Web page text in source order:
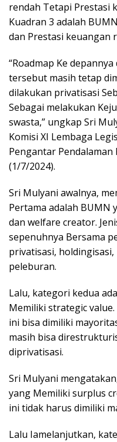
rendah Tetapi Prestasi
Kuadran 3 adalah
dan Prestasi keuangan
“Roadmap Ke
tersebut masih tetap
dilakukan privatisasi
Sebagai melakukan
swasta,” ungkap Sri
Komisi XI Lembaga
Pengantar Pendalaman
(1/7/2024).
Sri Mulyani awalnya,
Pertama adalah BUMN
dan welfare creator.
sepenuhnya Bersama
privatisasi,
peleburan.
Lalu, kategori kedua
Memiliki strategic
ini bisa dimiliki
masih bisa
diprivatisasi.
Sri Mulyani
yang Memiliki surplus
ini tidak harus dimiliki
Lalu Iamelanjutkan,